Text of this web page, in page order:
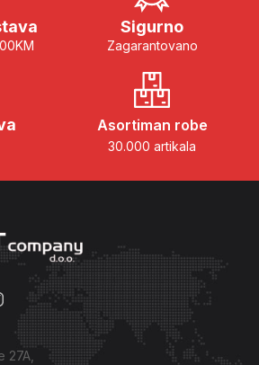
Sigurno
Zagarantovano
Asortiman robe
30.000 artikala
27A,